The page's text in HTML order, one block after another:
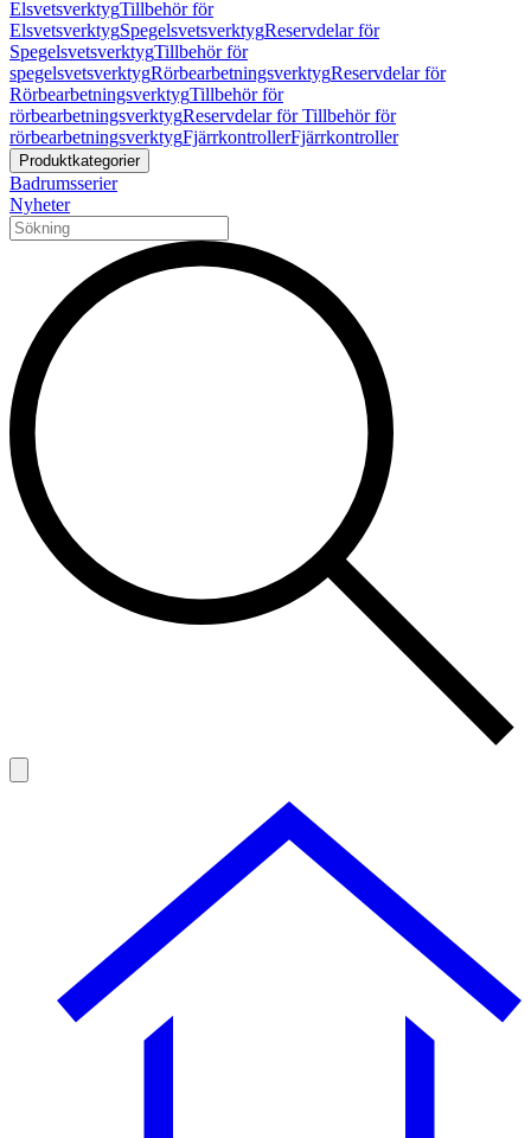
ElsvetsverktygTillbehör för
ElsvetsverktygSpegelsvetsverktygReservdelar för
SpegelsvetsverktygTillbehör för
spegelsvetsverktygRörbearbetningsverktygReservdelar för
RörbearbetningsverktygTillbehör för
rörbearbetningsverktygReservdelar för Tillbehör för
rörbearbetningsverktygFjärrkontrollerFjärrkontroller
Produktkategorier
Badrumsserier
Nyheter